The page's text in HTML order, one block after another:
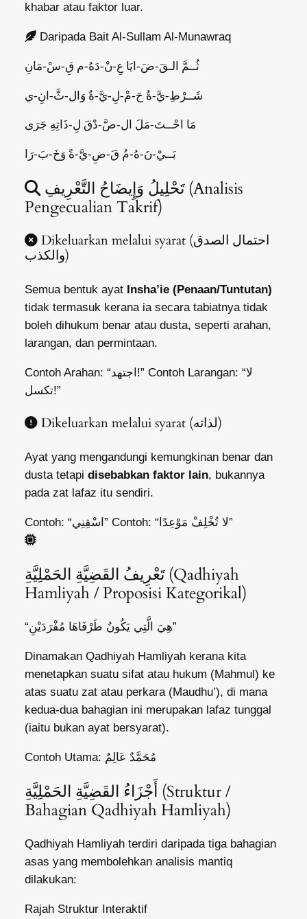
khabar atau faktor luar.
Daripada Bait Al-Sullam Al-Munawraq
ثُــمَّ الـقَ-ضَ-ايَا عِ-نْ-دَهُ-م قِ-سْ-مَانِ
شَــرْطِ-يَّ-ةٌ حَ-مْ-لِ-يَّ-ةٌ وَال-ثَّ-انِ-ي
مَا احْــتَ-مَلَ ال-صَّ-دْقَ لِ-ذَاتِهِ جَرَى
بَــيْ-نَ-هُ-مُ قَ-ضِ-يَّ-ةً وَخَ-بَ-رَا
تَحْلِيلُ وَإِيضَاحُ التَّعْرِيفِ (Analisis
Pengecualian Takrif)
Dikeluarkan melalui syarat (احتمال الصدق
والكذب)
Semua bentuk ayat Insha’ie (Penaan/Tuntutan)
tidak termasuk kerana ia secara tabiatnya tidak
boleh dihukum benar atau dusta, seperti arahan,
larangan, dan permintaan.
Contoh Arahan: “اجتهد!” Contoh Larangan: “لا
تكسل!”
Dikeluarkan melalui syarat (لذاته)
Ayat yang mengandungi kemungkinan benar dan
dusta tetapi disebabkan faktor lain, bukannya
pada zat lafaz itu sendiri.
Contoh: “اسْقِنِي” Contoh: “لا تُخْلِفْ مَوْعِدًا”
تَعْرِيفُ القَضِيَّةِ الحَمْلِيَّةِ (Qadhiyah
Hamliyah / Proposisi Kategorikal)
“هِيَ الَّتِي يَكُونُ طَرْفَاهَا مُفْرَدَيْنِ”
Dinamakan Qadhiyah Hamliyah kerana kita
menetapkan suatu sifat atau hukum (Mahmul) ke
atas suatu zat atau perkara (Maudhu’), di mana
kedua-dua bahagian ini merupakan lafaz tunggal
(iaitu bukan ayat bersyarat).
Contoh Utama: مُحَمَّدٌ عَالِمٌ
أَجْزَاءُ القَضِيَّةِ الحَمْلِيَّةِ (Struktur /
Bahagian Qadhiyah Hamliyah)
Qadhiyah Hamliyah terdiri daripada tiga bahagian
asas yang membolehkan analisis mantiq
dilakukan:
Rajah Struktur Interaktif